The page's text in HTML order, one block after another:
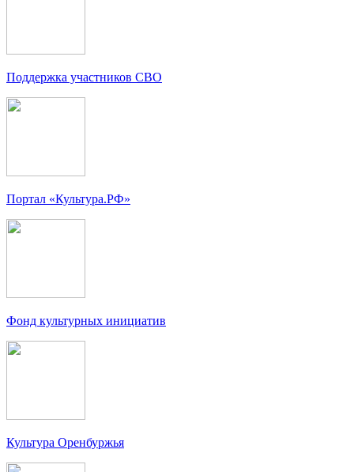
Поддержка участников СВО
Портал «Культура.РФ»
Фонд культурных инициатив
Культура Оренбуржья